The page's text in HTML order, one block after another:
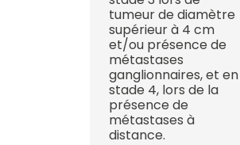
tumeur de diamètre
supérieur à 4 cm
et/ou présence de
métastases
ganglionnaires, et en
stade 4, lors de la
présence de
métastases à
distance.